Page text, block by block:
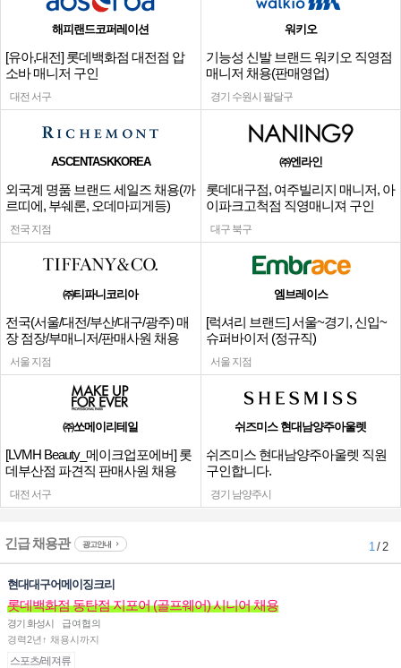
해피랜드코퍼레이션
[유아,대전] 롯데백화점 대전점 압
소바 매니저 구인
대전 서구
워키오
기능성 신발 브랜드 워키오 직영점
매니저 채용(판매영업)
경기 수원시 팔달구
ASCENTASKKOREA
외국계 명품 브랜드 세일즈 채용(까
르띠에, 부쉐론, 오데마피게등)
전국 지점
㈜엔라인
롯데대구점, 여주빌리지 매니저, 아
이파크고척점 직영매니져 구인
대구 북구
㈜티파니코리아
전국(서울/대전/부산/대구/광주) 매
장 점장/부매니저/판매사원 채용
서울 지점
엠브레이스
[럭셔리 브랜드] 서울~경기, 신입~
슈퍼바이저 (정규직)
서울 지점
㈜쏘메이리테일
[LVMH Beauty_메이크업포에버] 롯
데부산점 파견직 판매사원 채용
대전 서구
쉬즈미스 현대남양주아울렛
쉬즈미스 현대남양주아울렛 직원
구인합니다.
경기 남양주시
긴급 채용관 광고안내 1/ 2
현대대구어메이징크리
롯데백화점 동탄점 지포어 (골프웨어) 시니어 채용
경기 화성시
급여협의
경력2년↑ 채용시까지
스포츠/레져류